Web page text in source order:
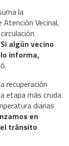
la
Vecinal,
algún vecino
informa,
recuperación
etapa más cruda
diarias
en
tránsito